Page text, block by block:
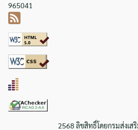
965041
2568 ลิขสิทธิ์โดยกรมส่งเส